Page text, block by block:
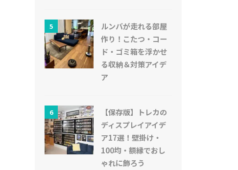
5
ルンバが走れる部屋
作り！こたつ・コー
ド・ゴミ箱を浮かせ
る収納＆対策アイデ
ア
6
【保存版】トレカの
ディスプレイアイデ
ア17選！壁掛け・
100均・額縁でおし
ゃれに飾ろう